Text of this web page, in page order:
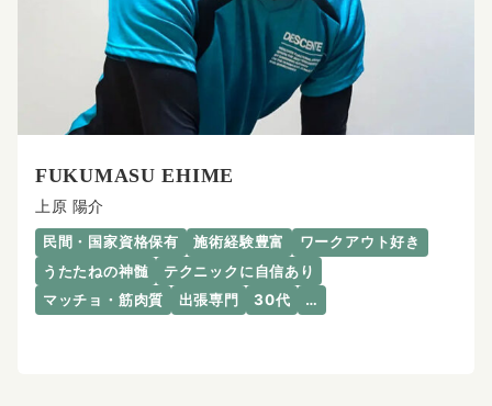
FUKUMASU EHIME
上原 陽介
民間・国家資格保有 施術経験豊富
ワークアウト好き
うたたねの神髄
テクニックに自信あり
マッチョ・筋肉質
出張専門 30代 …